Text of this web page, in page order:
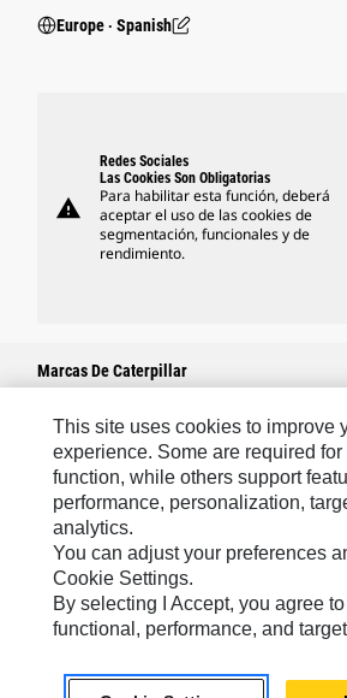
Europe ‧ Spanish
warning
Redes Sociales
Las Cookies Son Obligatorias
Para habilitar esta función, deberá
aceptar el uso de las cookies de
segmentación, funcionales y de
rendimiento.
Marcas De Caterpillar
Caterpillar.com
Contacto Caterpillar
Mis Preferencias De Marketing
Mapa Del Sitio
Cookie Settings
This site uses cookies to improve
experience. Some are required for
function, while others support
performance, personalization,
analytics.
You can adjust your preferences
Cookie Settings.
By selecting I Accept, you agree
functional, performance, and